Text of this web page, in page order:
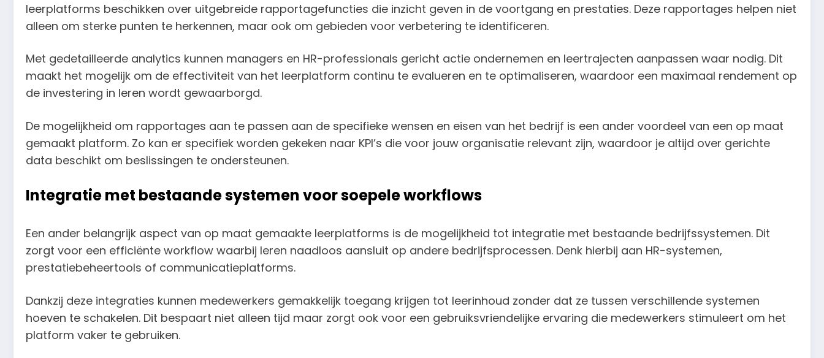
leerplatforms beschikken over uitgebreide rapportagefuncties die inzicht geven in de voortgang en prestaties. Deze rapportages helpen niet
alleen om sterke punten te herkennen, maar ook om gebieden voor verbetering te identificeren.
Met gedetailleerde analytics kunnen managers en HR-professionals gericht actie ondernemen en leertrajecten aanpassen waar nodig. Dit
maakt het mogelijk om de effectiviteit van het leerplatform continu te evalueren en te optimaliseren, waardoor een maximaal rendement op
de investering in leren wordt gewaarborgd.
De mogelijkheid om rapportages aan te passen aan de specifieke wensen en eisen van het bedrijf is een ander voordeel van een op maat
gemaakt platform. Zo kan er specifiek worden gekeken naar KPI’s die voor jouw organisatie relevant zijn, waardoor je altijd over gerichte
data beschikt om beslissingen te ondersteunen.
Integratie met bestaande systemen voor soepele workflows
Een ander belangrijk aspect van op maat gemaakte leerplatforms is de mogelijkheid tot integratie met bestaande bedrijfssystemen. Dit
zorgt voor een efficiënte workflow waarbij leren naadloos aansluit op andere bedrijfsprocessen. Denk hierbij aan HR-systemen,
prestatiebeheertools of communicatieplatforms.
Dankzij deze integraties kunnen medewerkers gemakkelijk toegang krijgen tot leerinhoud zonder dat ze tussen verschillende systemen
hoeven te schakelen. Dit bespaart niet alleen tijd maar zorgt ook voor een gebruiksvriendelijke ervaring die medewerkers stimuleert om het
platform vaker te gebruiken.